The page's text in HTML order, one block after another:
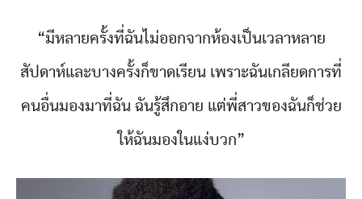
“มีหลายครั้งที่ฉันไม่ออกจากห้องเป็นเวลาหลาย
สัปดาห์และบางครั้งก็ขาดเรียน เพราะฉันเกลียดการที่
คนอื่นมองมาที่ฉัน ฉันรู้สึกอาย แต่พี่สาวของฉันก็ช่วย
ให้ฉันมองในแง่บวก”